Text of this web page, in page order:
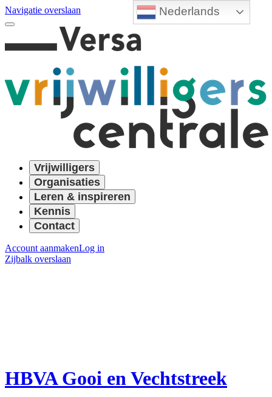
Nederlands
Navigatie overslaan
Vrijwilligers
Organisaties
Leren & inspireren
Kennis
Contact
Account aanmakenLog in
Zijbalk overslaan
HBVA Gooi en Vechtstreek